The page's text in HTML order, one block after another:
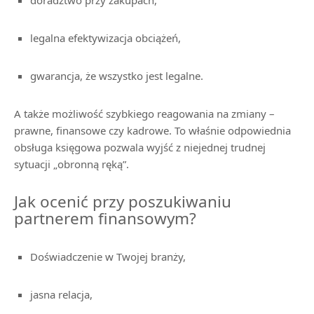
legalna efektywizacja obciążeń,
gwarancja, że wszystko jest legalne.
A także możliwość szybkiego reagowania na zmiany –
prawne, finansowe czy kadrowe. To właśnie odpowiednia
obsługa księgowa pozwala wyjść z niejednej trudnej
sytuacji „obronną ręką”.
Jak ocenić przy poszukiwaniu
partnerem finansowym?
Doświadczenie w Twojej branży,
jasna relacja,